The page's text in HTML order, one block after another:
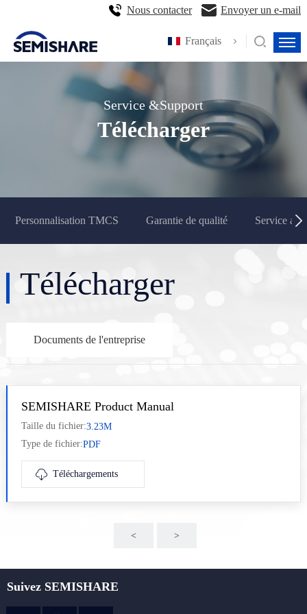
Français
Nous contacter Envoyer un e-mail
Service &Support
Télécharger
Personnalisation TMCS Garantie de qualité Service
Télécharger
Documents de l'entreprise
SEMISHARE Product Manual
Taille du fichier:3.23M
Type de fichier:PDF
Téléchargements
< >
Suivez SEMISHARE